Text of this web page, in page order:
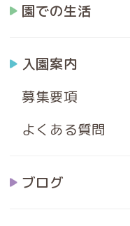
園での生活
入園案内
募集要項
よくある質問
ブログ